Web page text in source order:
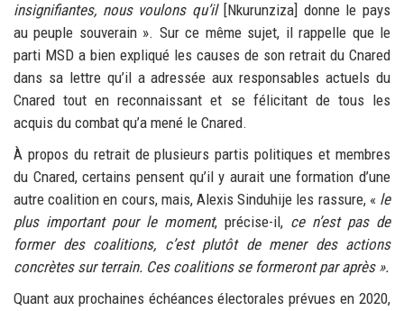
insignifiantes, nous voulons qu’il [Nkurunziza] donne le pays
au peuple souverain ». Sur ce même sujet, il rappelle que le
parti MSD a bien expliqué les causes de son retrait du Cnared
dans sa lettre qu’il a adressée aux responsables actuels du
Cnared tout en reconnaissant et se félicitant de tous les
acquis du combat qu’a mené le Cnared.
À propos du retrait de plusieurs partis politiques et membres
du Cnared, certains pensent qu’il y aurait une formation d’une
autre coalition en cours, mais, Alexis Sinduhije les rassure, « le
plus important pour le moment, précise-il, ce n’est pas de
former des coalitions, c’est plutôt de mener des actions
concrètes sur terrain. Ces coalitions se formeront par après ».
Quant aux prochaines échéances électorales prévues en 2020,